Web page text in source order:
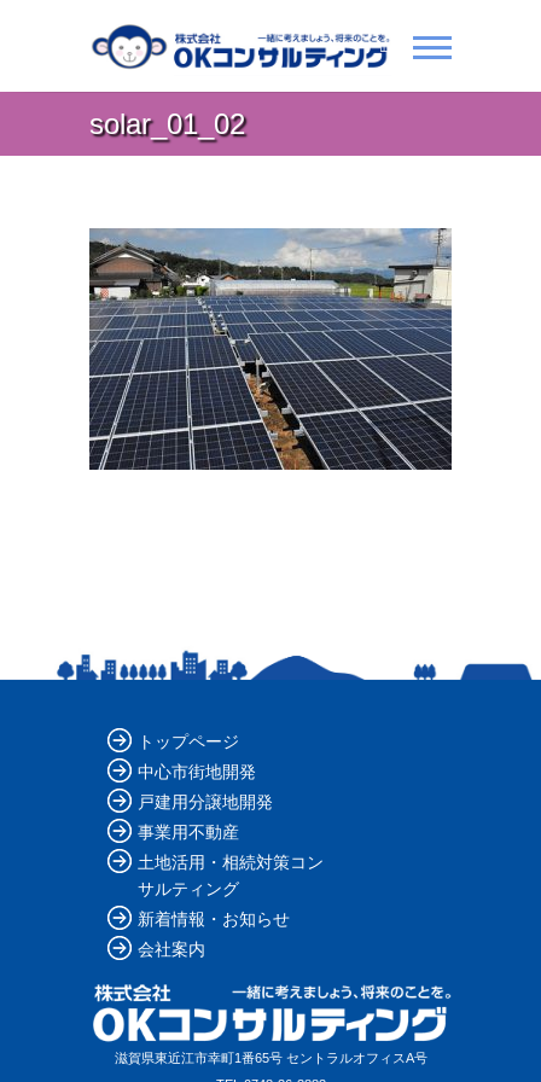
solar_01_02
トップページ
中心市街地開発
戸建用分譲地開発
事業用不動産
土地活用・相続対策コン
サルティング
新着情報・お知らせ
会社案内
滋賀県東近江市幸町1番65号 セントラルオフィスA号